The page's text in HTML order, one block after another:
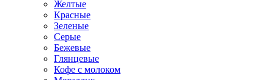
Желтые
Красные
Зеленые
Серые
Бежевые
Глянцевые
Кофе с молоком